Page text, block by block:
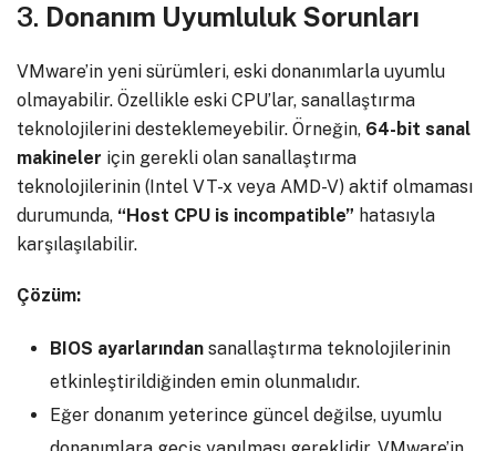
3. Donanım Uyumluluk Sorunları
VMware’in yeni sürümleri, eski donanımlarla uyumlu
olmayabilir. Özellikle eski CPU’lar, sanallaştırma
teknolojilerini desteklemeyebilir. Örneğin, 64-bit sanal
makineler için gerekli olan sanallaştırma
teknolojilerinin (Intel VT-x veya AMD-V) aktif olmaması
durumunda, “Host CPU is incompatible” hatasıyla
karşılaşılabilir.
Çözüm:
BIOS ayarlarından sanallaştırma teknolojilerinin
etkinleştirildiğinden emin olunmalıdır.
Eğer donanım yeterince güncel değilse, uyumlu